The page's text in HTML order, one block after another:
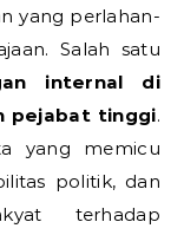
yang perlahan-
Salah satu
internal di
pejabat tinggi.
yang memicu
politik, dan
terhadap